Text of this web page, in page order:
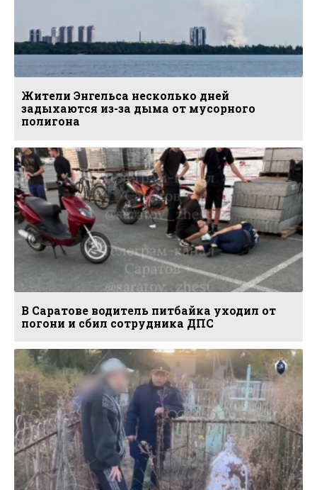
Жители Энгельса несколько дней
задыхаются из-за дыма от мусорного
полигона
В Саратове водитель питбайка уходил от
погони и сбил сотрудника ДПС